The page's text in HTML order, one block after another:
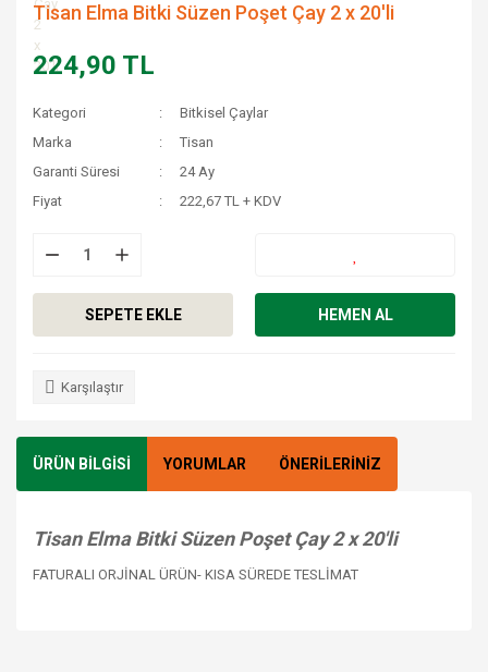
Tisan Elma Bitki Süzen Poşet Çay 2 x 20'li
224,90 TL
Kategori
Bitkisel Çaylar
Marka
Tisan
Garanti Süresi
24 Ay
Fiyat
222,67 TL + KDV
SEPETE EKLE HEMEN AL
Karşılaştır
ÜRÜN BİLGİSİ YORUMLAR ÖNERİLERİNİZ
Tisan Elma Bitki Süzen Poşet Çay 2 x 20'li
FATURALI ORJİNAL ÜRÜN- KISA SÜREDE TESLİMAT